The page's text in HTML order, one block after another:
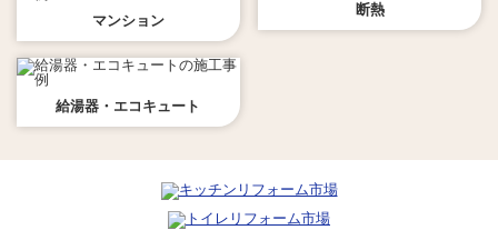
マンション
断熱
給湯器・エコキュート